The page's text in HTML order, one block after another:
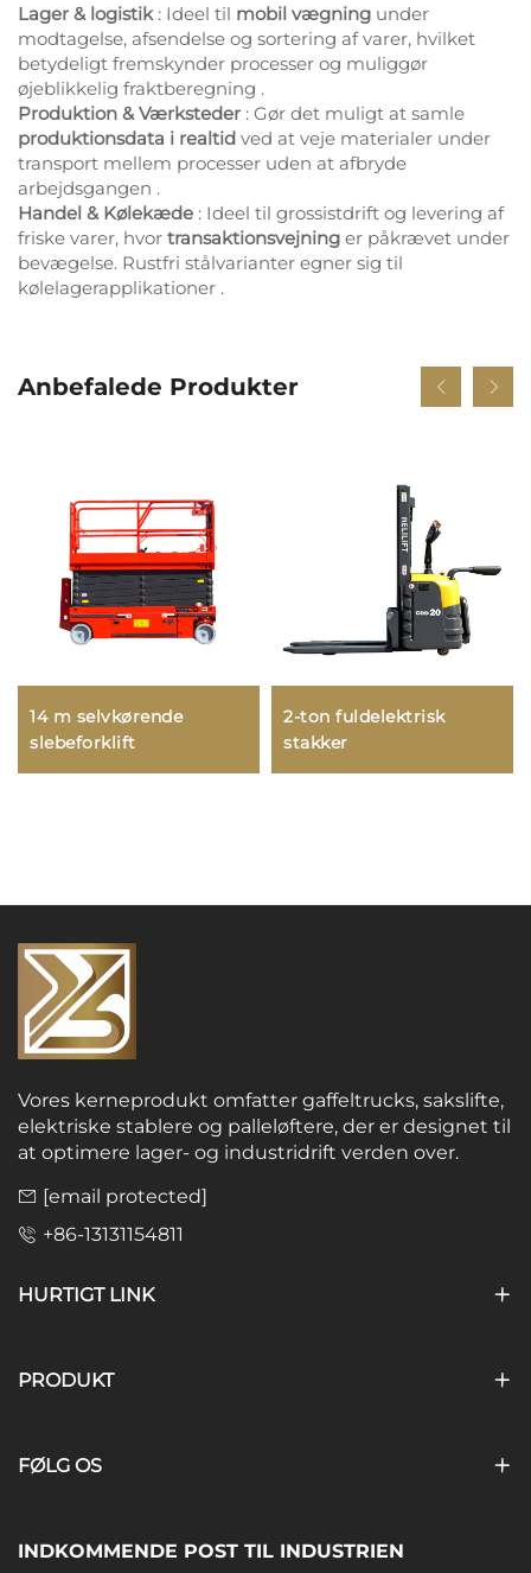
Lager & logistik : Ideel til mobil vægning under
modtagelse, afsendelse og sortering af varer, hvilket
betydeligt fremskynder processer og muliggør
øjeblikkelig fraktberegning .
Produktion & Værksteder : Gør det muligt at samle
produktionsdata i realtid ved at veje materialer under
transport mellem processer uden at afbryde
arbejdsgangen .
Handel & Kølekæde : Ideel til grossistdrift og levering af
friske varer, hvor transaktionsvejning er påkrævet under
bevægelse. Rustfri stålvarianter egner sig til
kølelagerapplikationer .
Anbefalede Produkter
14 m selvkørende
slebeforklift
2-ton fuldelektrisk
stakker
Vores kerneprodukt omfatter gaffeltrucks, sakslifte,
elektriske stablere og palleløftere, der er designet til
at optimere lager- og industridrift verden over.
[email protected]
+86-13131154811
HURTIGT LINK
PRODUKT
FØLG OS
INDKOMMENDE POST TIL INDUSTRIEN